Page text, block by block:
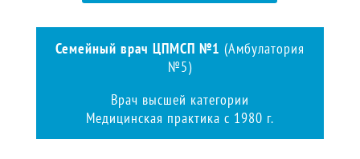
Семейный врач ЦПМСП №1 (Амбулатория
№5)
Врач высшей категории
Медицинская практика с 1980 г.